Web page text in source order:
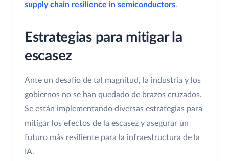
supply chain resilience in semiconductors.
Estrategias para mitigar la
escasez
Ante un desafío de tal magnitud, la industria y los
gobiernos no se han quedado de brazos cruzados.
Se están implementando diversas estrategias para
mitigar los efectos de la escasez y asegurar un
futuro más resiliente para la infraestructura de la
IA.